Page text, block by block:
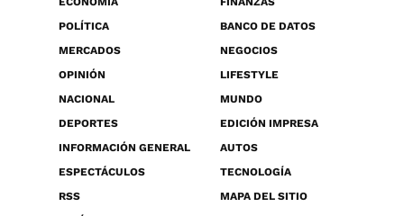
POLÍTICA
BANCO DE DATOS
MERCADOS
NEGOCIOS
OPINIÓN
LIFESTYLE
NACIONAL
MUNDO
DEPORTES
EDICIÓN IMPRESA
INFORMACIÓN GENERAL
AUTOS
ESPECTÁCULOS
TECNOLOGÍA
RSS
MAPA DEL SITIO